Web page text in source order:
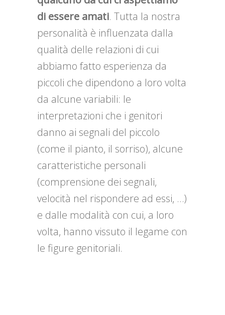
di essere amati. Tutta la nostra
personalità è influenzata dalla
qualità delle relazioni di cui
abbiamo fatto esperienza da
piccoli che dipendono a loro volta
da alcune variabili: le
interpretazioni che i genitori
danno ai segnali del piccolo
(come il pianto, il sorriso), alcune
caratteristiche personali
(comprensione dei segnali,
velocità nel rispondere ad essi, …)
e dalle modalità con cui, a loro
volta, hanno vissuto il legame con
le figure genitoriali.